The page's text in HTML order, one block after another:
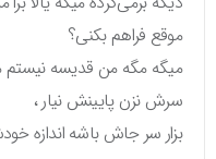
موقع فراهم بکنی؟
میگه مگه من قدیسه نیستم من
سرش نزن پایینش نیار ،
بزار سر جاش باشه اندازه